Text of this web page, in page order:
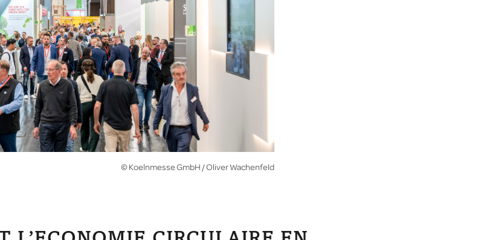
© Koelnmesse GmbH / Oliver Wachenfeld